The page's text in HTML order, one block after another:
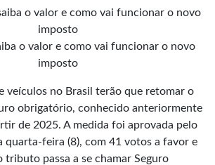
o valor e como vai funcionar o novo
imposto
veículos no Brasil terão que retomar o
obrigatório, conhecido anteriormente
de 2025. A medida foi aprovada pelo
quarta-feira (8), com 41 votos a favor e
tributo passa a se chamar Seguro